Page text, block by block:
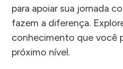
para apoiar sua jornada
fazem a diferença.
conhecimento que você
próximo nível.